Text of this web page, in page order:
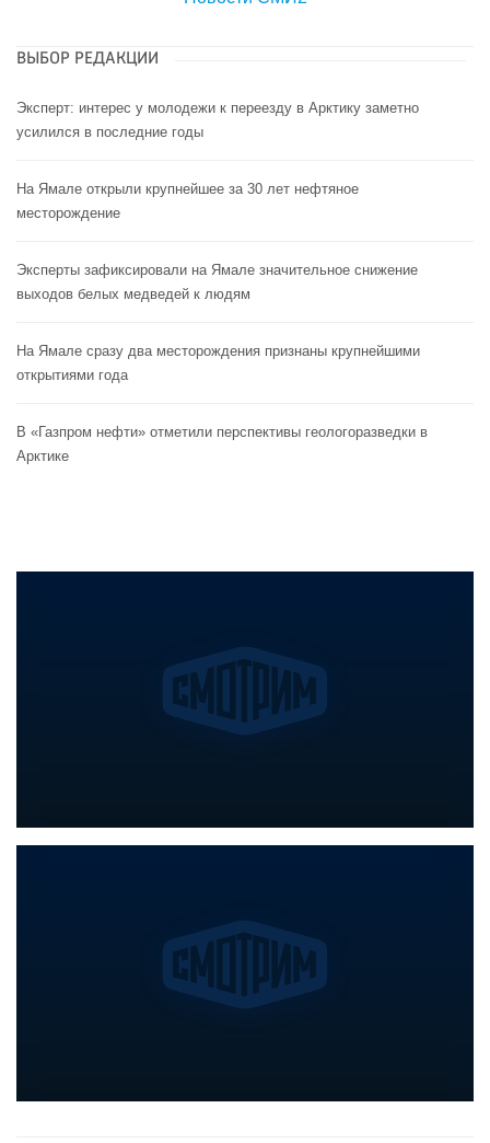
ВЫБОР РЕДАКЦИИ
Эксперт: интерес у молодежи к переезду в Арктику заметно
усилился в последние годы
На Ямале открыли крупнейшее за 30 лет нефтяное
месторождение
Эксперты зафиксировали на Ямале значительное снижение
выходов белых медведей к людям
На Ямале сразу два месторождения признаны крупнейшими
открытиями года
В «Газпром нефти» отметили перспективы геологоразведки в
Арктике